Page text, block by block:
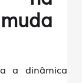
a dinâmica